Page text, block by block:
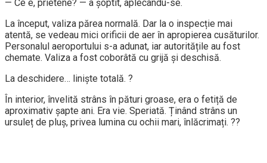
— Ce e, prietene? — a șoptit, aplecându-se.
La început, valiza părea normală. Dar la o inspecție mai
atentă, se vedeau mici orificii de aer în apropierea cusăturilor.
Personalul aeroportului s-a adunat, iar autoritățile au fost
chemate. Valiza a fost coborâtă cu grijă și deschisă.
La deschidere… liniște totală. ?
În interior, învelită strâns în pături groase, era o fetiță de
aproximativ șapte ani. Era vie. Speriată. Ținând strâns un
ursuleț de pluș, privea lumina cu ochii mari, înlăcrimați. ??